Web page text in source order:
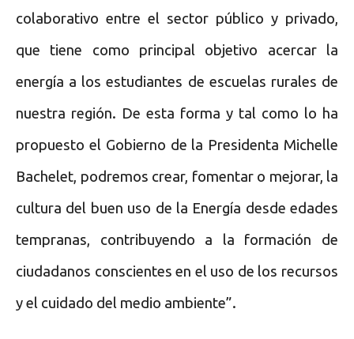
colaborativo entre el sector público y privado,
que tiene como principal objetivo acercar la
energía a los estudiantes de escuelas rurales de
nuestra región. De esta forma y tal como lo ha
propuesto el Gobierno de la Presidenta Michelle
Bachelet, podremos crear, fomentar o mejorar, la
cultura del buen uso de la Energía desde edades
tempranas, contribuyendo a la formación de
ciudadanos conscientes en el uso de los recursos
y el cuidado del medio ambiente”.